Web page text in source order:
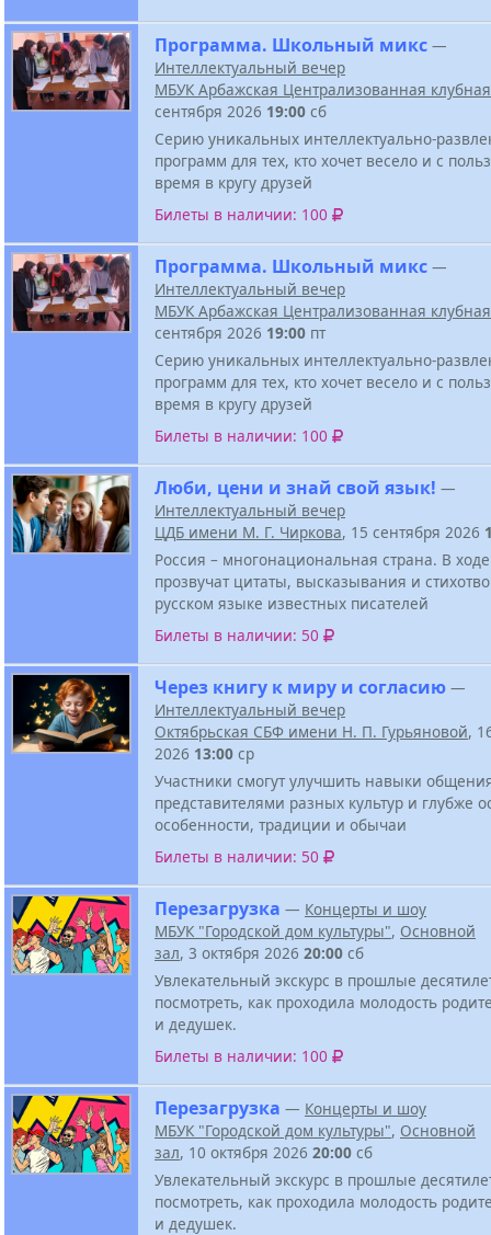
Программа. Школьный микс —
Интеллектуальный вечер
МБУК Арбажская Централизованная
сентября 2026 19:00 сб
Серию уникальных интеллектуально-
программ для тех, кто хочет весело и с
время в кругу друзей
Билеты в наличии: 100
Программа. Школьный микс —
Интеллектуальный вечер
МБУК Арбажская Централизованная
сентября 2026 19:00 пт
Серию уникальных интеллектуально-
программ для тех, кто хочет весело и с
время в кругу друзей
Билеты в наличии: 100
Люби, цени и знай свой язык! —
Интеллектуальный вечер
ЦДБ имени М. Г. Чиркова, 15 сентября 2026
Россия – многонациональная страна. В
прозвучат цитаты, высказывания и
русском языке известных писателей
Билеты в наличии: 50
Через книгу к миру и согласию —
Интеллектуальный вечер
Октябрьская СБФ имени Н. П. Гурьяновой,
2026 13:00 ср
Участники смогут улучшить навыки
представителями разных культур и глубже
особенности, традиции и обычаи
Билеты в наличии: 50
Перезагрузка — Концерты и шоу
МБУК "Городской дом культуры", Основной
зал, 3 октября 2026 20:00 сб
Увлекательный экскурс в прошлые
посмотреть, как проходила молодость
и дедушек.
Билеты в наличии: 100
Перезагрузка — Концерты и шоу
МБУК "Городской дом культуры", Основной
зал, 10 октября 2026 20:00 сб
Увлекательный экскурс в прошлые
посмотреть, как проходила молодость
и дедушек.